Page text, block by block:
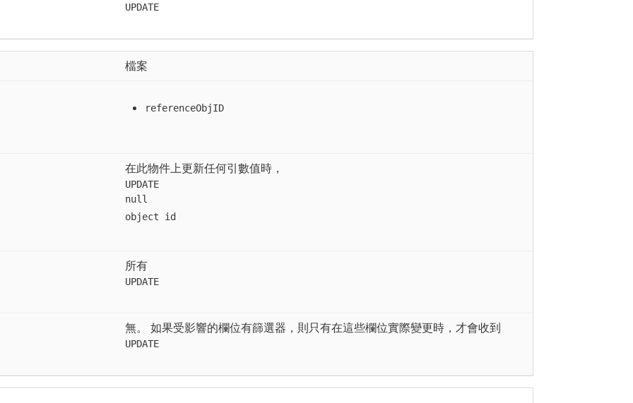
UPDATE
檔案
referenceObjID
在此物件上更新任何引數值時，
UPDATE
null
object id
所有
UPDATE
無。 如果受影響的欄位有篩選器，則只有在這些欄位實際變更時，才會收到
UPDATE